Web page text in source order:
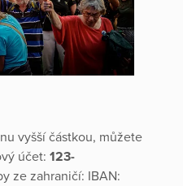
vyšší částkou, můžete
účet: 123-
ze zahraničí: IBAN: